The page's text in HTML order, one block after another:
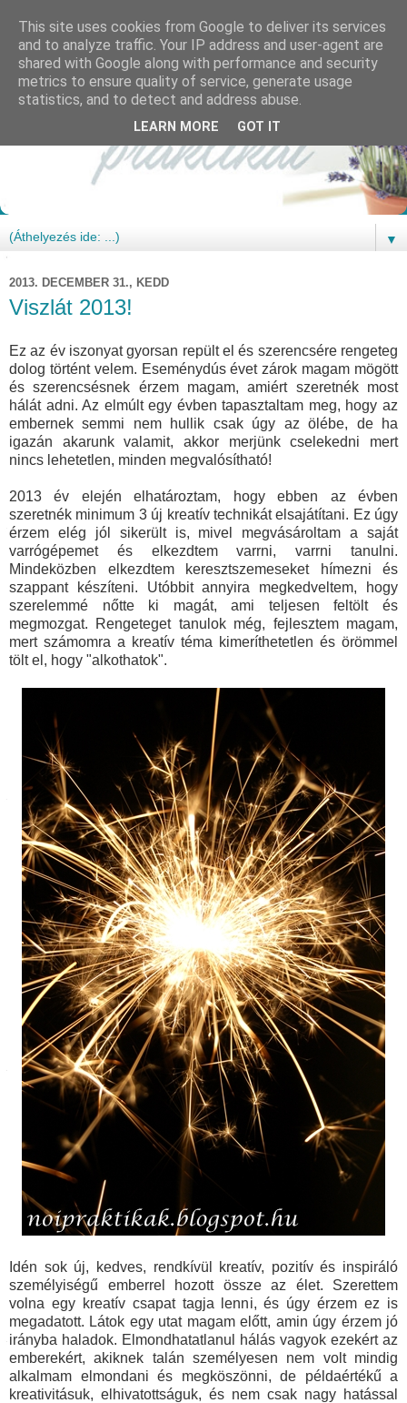
▼
2013. DECEMBER 31., KEDD
Viszlát 2013!
Ez az év iszonyat gyorsan repült el és szerencsére rengeteg
dolog történt velem. Eseménydús évet zárok magam mögött
és szerencsésnek érzem magam, amiért szeretnék most
hálát adni. Az elmúlt egy évben tapasztaltam meg, hogy az
embernek semmi nem hullik csak úgy az ölébe, de ha
igazán akarunk valamit, akkor merjünk cselekedni mert
nincs lehetetlen, minden megvalósítható!
2013 év elején elhatároztam, hogy ebben az évben
szeretnék minimum 3 új kreatív technikát elsajátítani. Ez úgy
érzem elég jól sikerült is, mivel megvásároltam a saját
varrógépemet és elkezdtem varrni, varrni tanulni.
Mindeközben elkezdtem keresztszemeseket hímezni és
szappant készíteni. Utóbbit annyira megkedveltem, hogy
szerelemmé nőtte ki magát, ami teljesen feltölt és
megmozgat. Rengeteget tanulok még, fejlesztem magam,
mert számomra a kreatív téma kimeríthetetlen és örömmel
tölt el, hogy "alkothatok".
Idén sok új, kedves, rendkívül kreatív, pozitív és inspiráló
személyiségű emberrel hozott össze az élet. Szerettem
volna egy kreatív csapat tagja lenni, és úgy érzem ez is
megadatott. Látok egy utat magam előtt, amin úgy érzem jó
irányba haladok. Elmondhatatlanul hálás vagyok ezekért az
emberekért, akiknek talán személyesen nem volt mindig
alkalmam elmondani és megköszönni, de példaértékű a
kreativitásuk, elhivatottságuk, és nem csak nagy hatással
This site uses cookies from Google to deliver its services
and to analyze traffic. Your IP address and user-agent are
shared with Google along with performance and security
metrics to ensure quality of service, generate usage
statistics, and to detect and address abuse.
LEARN MORE GOT IT